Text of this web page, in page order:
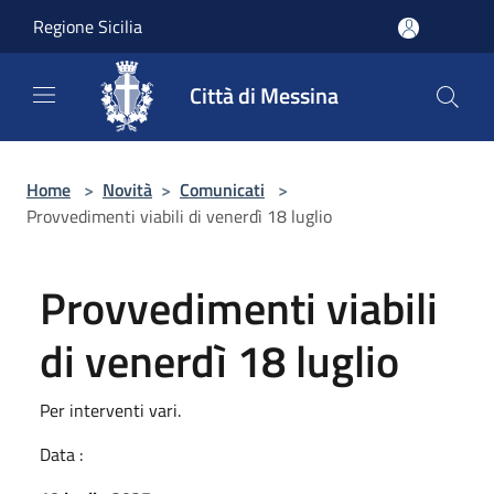
Regione Sicilia
Città di Messina
Home > Novità > Comunicati >
Provvedimenti viabili di venerdì 18 luglio
Provvedimenti viabili
di venerdì 18 luglio
Per interventi vari.
Data :